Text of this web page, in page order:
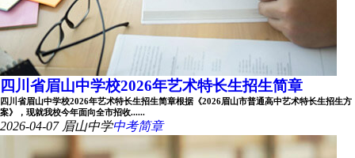
四川省眉山中学校2026年艺术特长生招生简章
四川省眉山中学校2026年艺术特长生招生简章根据《2026眉山市普通高中艺术特长生招生方
案》，现就我校今年面向全市招收......
2026-04-07 眉山中学中考简章